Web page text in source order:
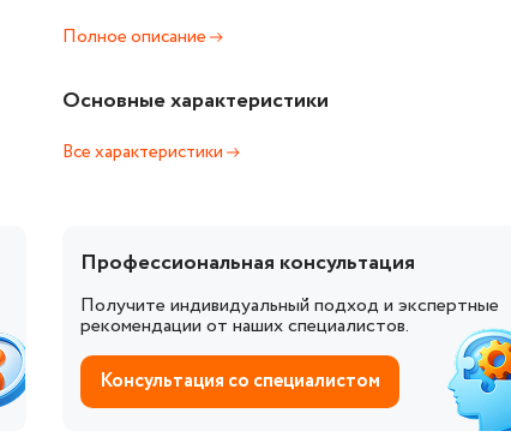
Полное описание
Основные характеристики
Все характеристики
Профессиональная консультация
Получите индивидуальный подход и экспертные
рекомендации от наших специалистов.
Консультация со специалистом